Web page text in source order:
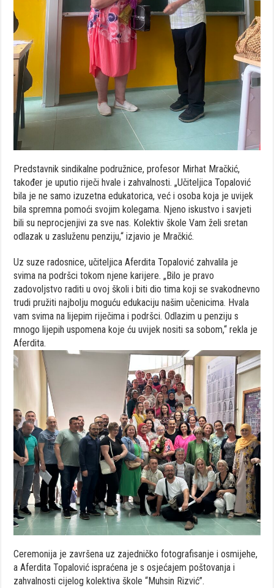
Predstavnik sindikalne podružnice, profesor Mirhat Mračkić,
također je uputio riječi hvale i zahvalnosti. „Učiteljica Topalović
bila je ne samo izuzetna edukatorica, već i osoba koja je uvijek
bila spremna pomoći svojim kolegama. Njeno iskustvo i savjeti
bili su neprocjenjivi za sve nas. Kolektiv škole Vam želi sretan
odlazak u zasluženu penziju,“ izjavio je Mračkić.
Uz suze radosnice, učiteljica Aferdita Topalović zahvalila je
svima na podršci tokom njene karijere. „Bilo je pravo
zadovoljstvo raditi u ovoj školi i biti dio tima koji se svakodnevno
trudi pružiti najbolju moguću edukaciju našim učenicima. Hvala
vam svima na lijepim riječima i podršci. Odlazim u penziju s
mnogo lijepih uspomena koje ću uvijek nositi sa sobom,“ rekla je
Aferdita.
Ceremonija je završena uz zajedničko fotografisanje i osmijehe,
a Aferdita Topalović ispraćena je s osjećajem poštovanja i
zahvalnosti cijelog kolektiva škole “Muhsin Rizvić”.